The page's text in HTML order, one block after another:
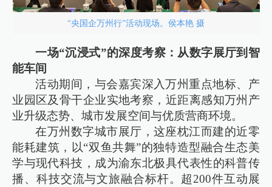
“央国企万州行”活动现场。侯本艳 摄
一场“沉浸式”的深度考察：从数字展厅到智
能车间
活动期间，与会嘉宾深入万州重点地标、产
业园区及骨干企业实地考察，近距离感知万州产
业升级态势、城市发展空间与优质营商环境。
在万州数字城市展厅，这座枕江而建的近零
能耗建筑，以“双鱼共舞”的独特造型融合生态美
学与现代科技，成为渝东北极具代表性的科普传
播、科技交流与文旅融合标杆。超200件互动展